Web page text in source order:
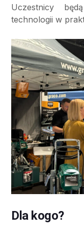
Uczestnicy
technologii w
Dla kogo?